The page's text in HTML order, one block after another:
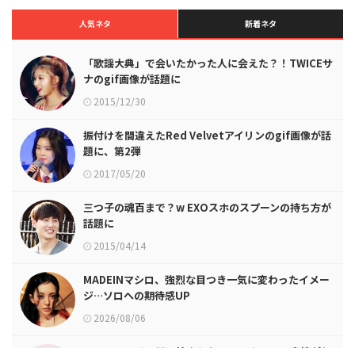
人気ネタ 新着ネタ
「歌謡大典」で会いたかった人に会えた？！TWICEサ
ナのgif画像が話題に
2015/12/30
振付けを間違えたRed Velvetアイリンのgif画像が話
題に、第2弾
2017/05/20
三つ子の魂百まで？w EXOスホのスプーンの持ち方が
話題に
2015/04/14
MADEINマシロ、強烈な目つき一気に変わったイメー
ジ…ソロへの期待感UP
2026/08/06